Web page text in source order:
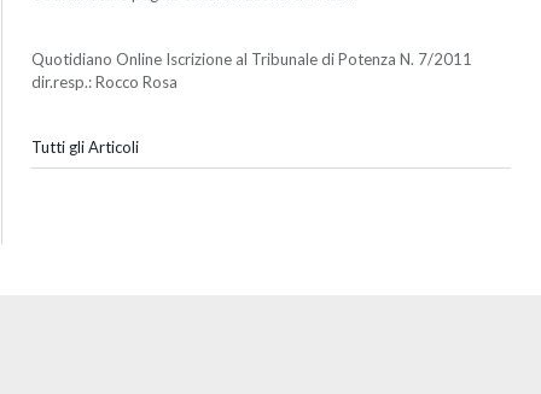
Quotidiano Online Iscrizione al Tribunale di Potenza N. 7/2011
dir.resp.: Rocco Rosa
Tutti gli Articoli